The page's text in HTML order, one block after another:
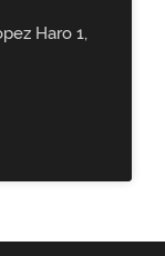
Haro 1,